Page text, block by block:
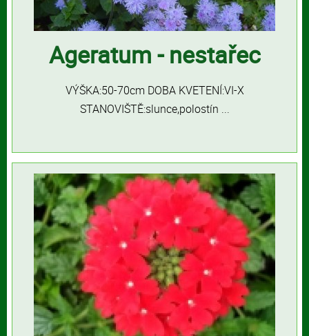
Ageratum - nestařec
VÝŠKA:50-70cm DOBA KVETENÍ:VI-X
STANOVIŠTĚ:slunce,polostín ...